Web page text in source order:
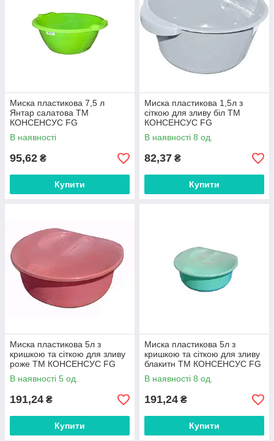
Миска пластикова 7,5 л
Янтар салатова ТМ
КОНСЕНСУС FG
В наявності
95,62 ₴
Купити
Миска пластикова 1,5л з
сіткою для зливу біл ТМ
КОНСЕНСУС FG
В наявності 8 од.
82,37 ₴
Купити
Миска пластикова 5л з
кришкою та сіткою для зливу
роже ТМ КОНСЕНСУС FG
В наявності 5 од.
191,24 ₴
Купити
Миска пластикова 5л з
кришкою та сіткою для зливу
блакитн ТМ КОНСЕНСУС FG
В наявності 8 од.
191,24 ₴
Купити